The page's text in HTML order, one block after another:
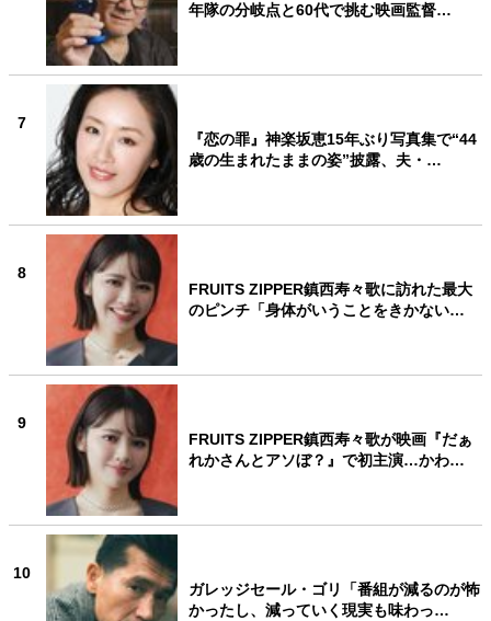
年隊の分岐点と60代で挑む映画監督…
7
『恋の罪』神楽坂恵15年ぶり写真集で“44
歳の生まれたままの姿”披露、夫・…
8
FRUITS ZIPPER鎮西寿々歌に訪れた最大
のピンチ「身体がいうことをきかない…
9
FRUITS ZIPPER鎮西寿々歌が映画『だぁ
れかさんとアソぼ？』で初主演…かわ…
10
ガレッジセール・ゴリ「番組が減るのが怖
かったし、減っていく現実も味わっ…